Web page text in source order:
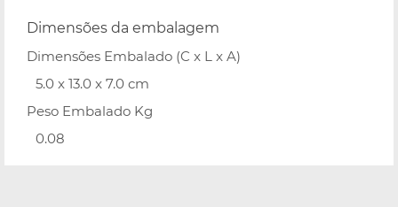
Dimensões da embalagem
Dimensões Embalado (C x L x A)
5.0 x 13.0 x 7.0 cm
Peso Embalado Kg
0.08